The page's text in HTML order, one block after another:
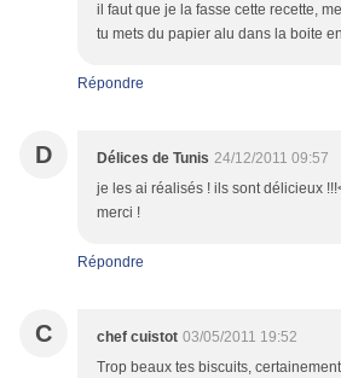
il faut que je la fasse cette recette,
tu mets du papier alu dans la boite
Répondre
D Délices de Tunis 24/12/2011 09:57
je les ai réalisés ! ils sont délicieux
merci !
Répondre
C chef cuistot 03/05/2011 19:52
Trop beaux tes biscuits,